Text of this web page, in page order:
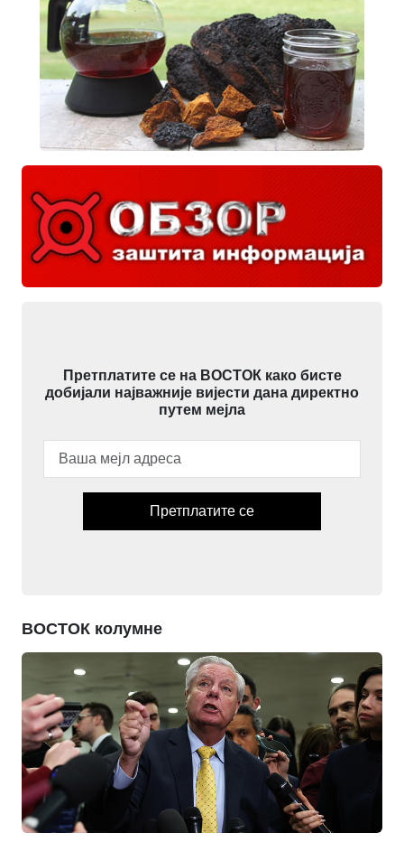
Претплатите се на ВОСТОК како бисте
добијали најважније вијести дана директно
путем мејла
Претплатите се
ВОСТОК колумне